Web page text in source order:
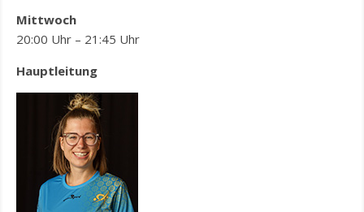
Mittwoch
20:00 Uhr – 21:45 Uhr
Hauptleitung